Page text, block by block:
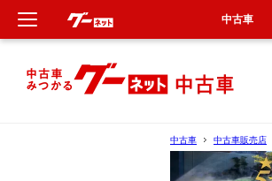
中古車 中古車販売店
中古車
新車